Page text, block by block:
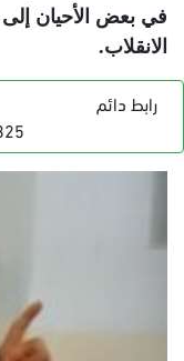
في بعض الأحيان إلى
الانقلاب.
رابط دائم